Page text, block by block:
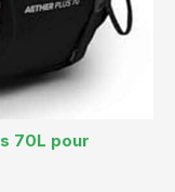
70L pour